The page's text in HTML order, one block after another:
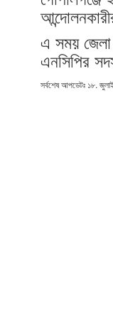
এ সময় জেলা
এনসিপির
সর্বশেষ আপডেটঃ ১৮.